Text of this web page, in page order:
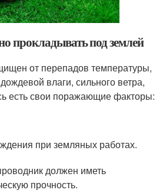
прокладывать под землей
от перепадов температуры,
влаги, сильного ветра,
есть свои поражающие факторы:
при земляных работах.
должен иметь
прочность.